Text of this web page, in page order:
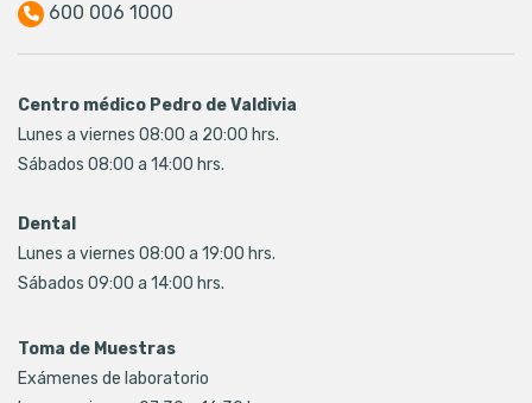
600 006 1000
Centro médico Pedro de Valdivia
Lunes a viernes 08:00 a 20:00 hrs.
Sábados 08:00 a 14:00 hrs.
Dental
Lunes a viernes 08:00 a 19:00 hrs.
Sábados 09:00 a 14:00 hrs.
Toma de Muestras
Exámenes de laboratorio